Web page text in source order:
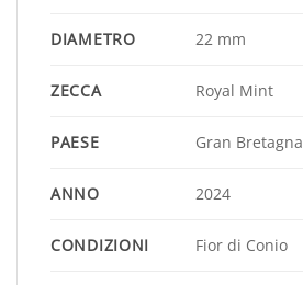
DIAMETRO 22 mm
ZECCA Royal Mint
PAESE Gran Bretagna
ANNO 2024
CONDIZIONI Fior di Conio